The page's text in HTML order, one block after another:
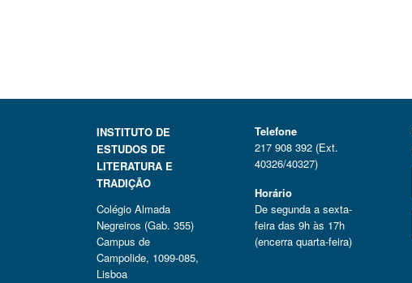
INSTITUTO DE
ESTUDOS DE
LITERATURA E
TRADIÇÃO
Colégio Almada
Negreiros (Gab. 355)
Campus de
Campolide, 1099-085,
Lisboa
Telefone
217 908 392 (Ext.
40326/40327)
Horário
De segunda a sexta-
feira das 9h às 17h
(encerra quarta-feira)